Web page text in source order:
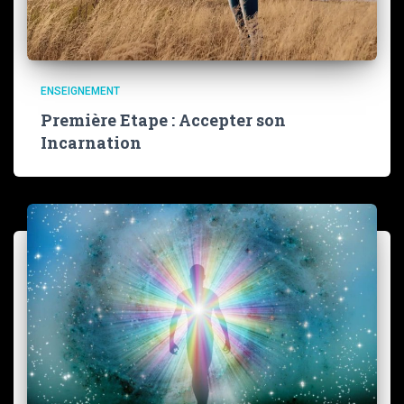
ENSEIGNEMENT
Première Etape : Accepter son
Incarnation